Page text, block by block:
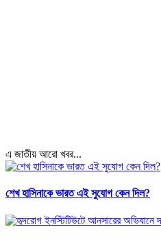
এ জাতীয় আরো খবর...
শেখ হাসিনাকে ভারত এই সুযোগ কেন দিল?